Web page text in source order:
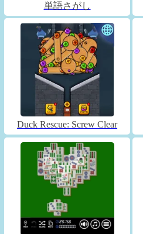
単語さがし
Duck Rescue: Screw Clear